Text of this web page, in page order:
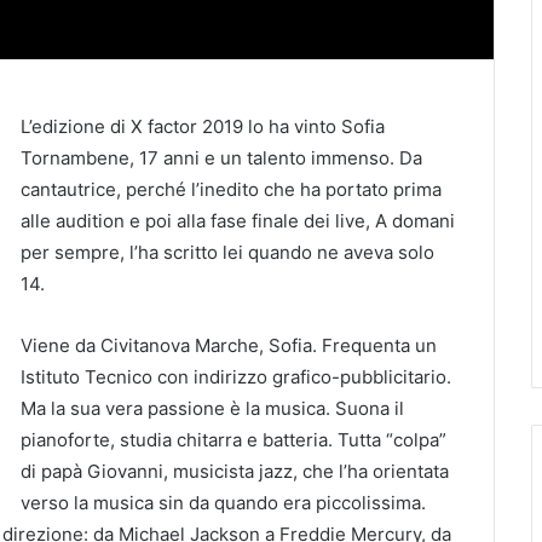
L’edizione di X factor 2019 lo ha vinto Sofia
Tornambene, 17 anni e un talento immenso. Da
cantautrice, perché l’inedito che ha portato prima
alle audition e poi alla fase finale dei live, A domani
per sempre, l’ha scritto lei quando ne aveva solo
14.
Viene da Civitanova Marche, Sofia. Frequenta un
Istituto Tecnico con indirizzo grafico-pubblicitario.
Ma la sua vera passione è la musica. Suona il
pianoforte, studia chitarra e batteria. Tutta “colpa”
di papà Giovanni, musicista jazz, che l’ha orientata
verso la musica sin da quando era piccolissima.
da Michael Jackson a Freddie Mercury, da